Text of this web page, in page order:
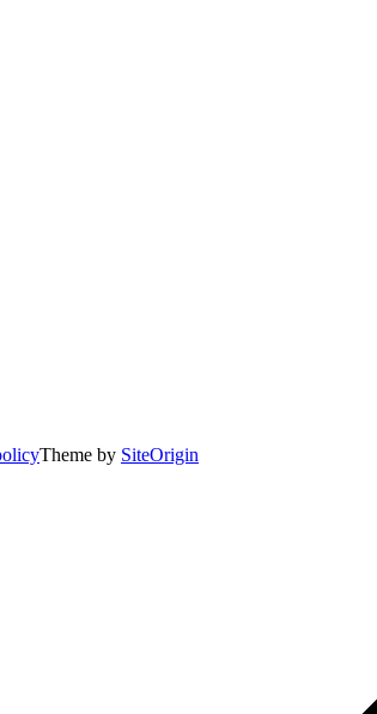
Theme by SiteOrigin